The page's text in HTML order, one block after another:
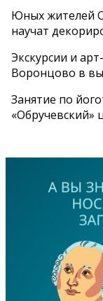
Юных жителей
научат
Экскурсии и
Воронцово в
Занятие по
«Обручевский»